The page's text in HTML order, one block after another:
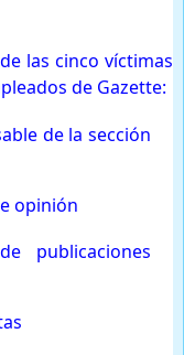
las cinco víctimas
de Gazette:
de la sección
opinión
publicaciones